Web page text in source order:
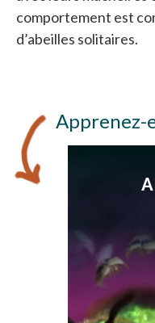
comportement est
d’abeilles solitaires.
Apprenez-